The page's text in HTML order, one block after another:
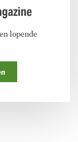
lopende